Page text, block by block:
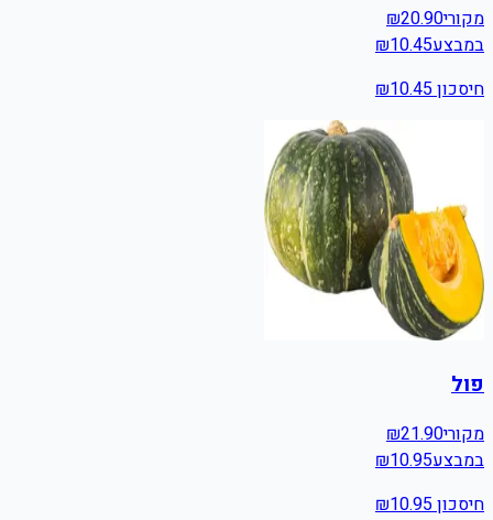
מקורי ₪20.90
במבצע
₪10.45
חיסכון ₪10.45
פול
מקורי ₪21.90
במבצע
₪10.95
חיסכון ₪10.95